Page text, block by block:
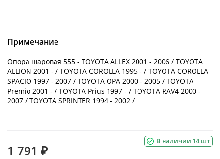
Примечание
Опора шаровая 555 - TOYOTA ALLEX 2001 - 2006 / TOYOTA
ALLION 2001 - / TOYOTA COROLLA 1995 - / TOYOTA COROLLA
SPACIO 1997 - 2007 / TOYOTA OPA 2000 - 2005 / TOYOTA
Premio 2001 - / TOYOTA Prius 1997 - / TOYOTA RAV4 2000 -
2007 / TOYOTA SPRINTER 1994 - 2002 /
В наличии 14 шт
1 791 ₽